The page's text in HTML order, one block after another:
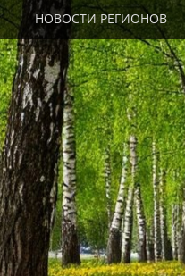
НОВОСТИ РЕГИОНОВ